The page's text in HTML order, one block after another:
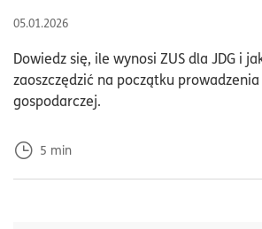
05.01.2026
Dowiedz się, ile wynosi ZUS dla JDG i
zaoszczędzić na początku prowadzenia
gospodarczej.
5 min